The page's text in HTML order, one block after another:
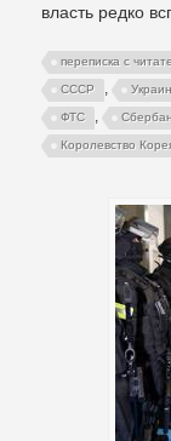
власть редко
переписка с
СССР ,
ФТС ,
Королевство